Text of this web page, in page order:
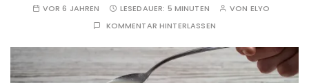
VOR 6 JAHREN LESEDAUER: 5 MINUTEN VON ELYO
KOMMENTAR HINTERLASSEN